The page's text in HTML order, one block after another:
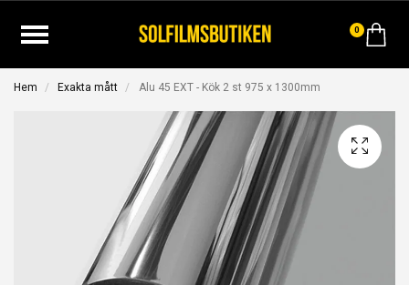
0
Hem Exakta mått Alu 45 EXT - Kök 2 st 975 x 1300mm